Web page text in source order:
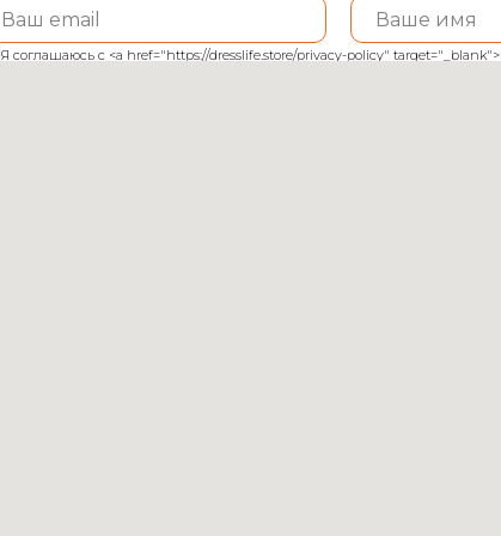
Я соглашаюсь с <a href="https://dresslife.store/privacy-policy"